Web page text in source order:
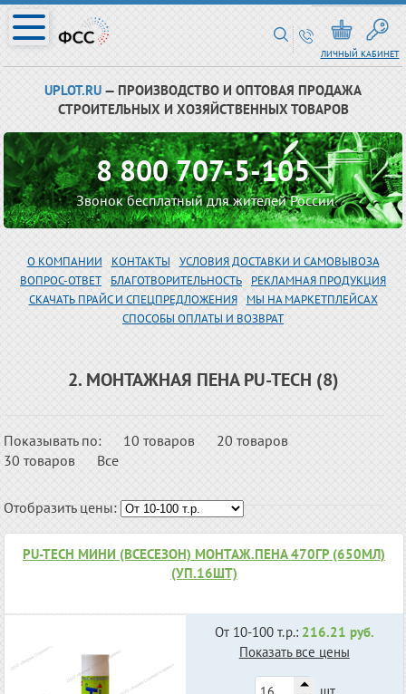
ЛИЧНЫЙ КАБИНЕТ
UPLOT.RU — ПРОИЗВОДСТВО И ОПТОВАЯ ПРОДАЖА
СТРОИТЕЛЬНЫХ И ХОЗЯЙСТВЕННЫХ ТОВАРОВ
8 800 707-5-105
Звонок бесплатный для жителей России
О КОМПАНИИ КОНТАКТЫ
УСЛОВИЯ ДОСТАВКИ И САМОВЫВОЗА
ВОПРОС-ОТВЕТ
БЛАГОТВОРИТЕЛЬНОСТЬ
РЕКЛАМНАЯ ПРОДУКЦИЯ
СКАЧАТЬ ПРАЙС И СПЕЦПРЕДЛОЖЕНИЯ
МЫ НА МАРКЕТПЛЕЙСАХ
СПОСОБЫ ОПЛАТЫ И ВОЗВРАТ
2. МОНТАЖНАЯ ПЕНА РU-TECH (8)
Показывать по: 10 товаров
20 товаров
30 товаров
Все
Отобразить цены:
РU-TECH МИНИ (ВСЕСЕЗОН) МОНТАЖ.ПЕНА 470ГР (650МЛ)
(УП.16ШТ)
От 10-100 т.р.: 216.21 руб.
Показать все цены